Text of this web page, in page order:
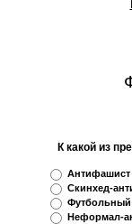
К какой из
Антифашист
Скинхед-
Футбольный
Неформал-